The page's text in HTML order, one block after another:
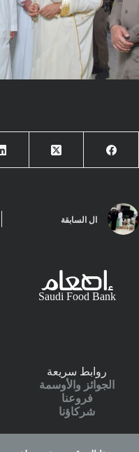
ال السابقة
Saudi Food Bank
روابط سريعة
الجوائز والأوسمة
فروعنا
شركاؤنا